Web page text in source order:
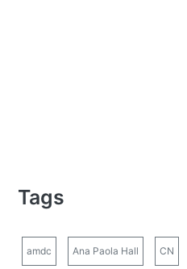
Tags
amdc Ana Paola Hall CN